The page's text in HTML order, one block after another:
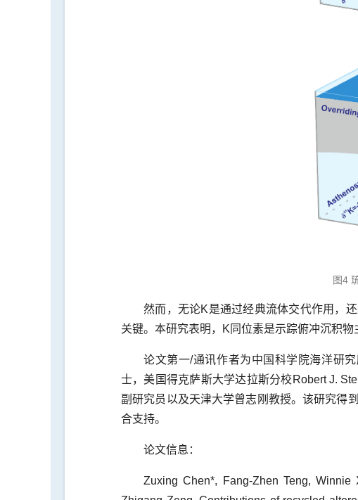
图4
然而，无论K是通过经典流体交代作用，
关键。本研究表明，K同位素是示踪俯冲沉积
论文第一/通讯作者为中国科学院海洋研
士，美国得克萨斯大学达拉斯分校Robert J.
副研究员以及天津大学曾志刚教授。该研究得
合支持。
论文信息：
Zuxing Chen*, Fang-Zhen Teng,